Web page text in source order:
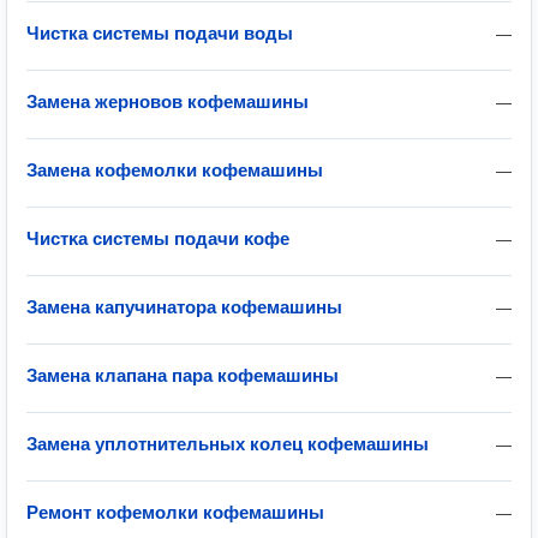
—
Чистка системы подачи воды
—
Замена жерновов кофемашины
—
Замена кофемолки кофемашины
—
Чистĸа системы подачи ĸофе
—
Замена капучинатора кофемашины
—
Замена клапана пара кофемашины
—
Замена уплотнительных колец кофемашины
—
Ремонт кофемолки кофемашины